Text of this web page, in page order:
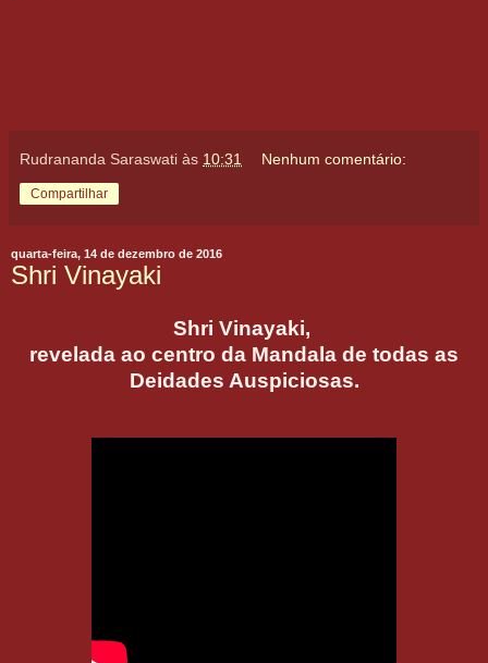
Rudrananda Saraswati às 10:31 Nenhum comentário:
Compartilhar
quarta-feira, 14 de dezembro de 2016
Shri Vinayaki
Shri Vinayaki,
revelada ao centro da Mandala de todas as
Deidades Auspiciosas.